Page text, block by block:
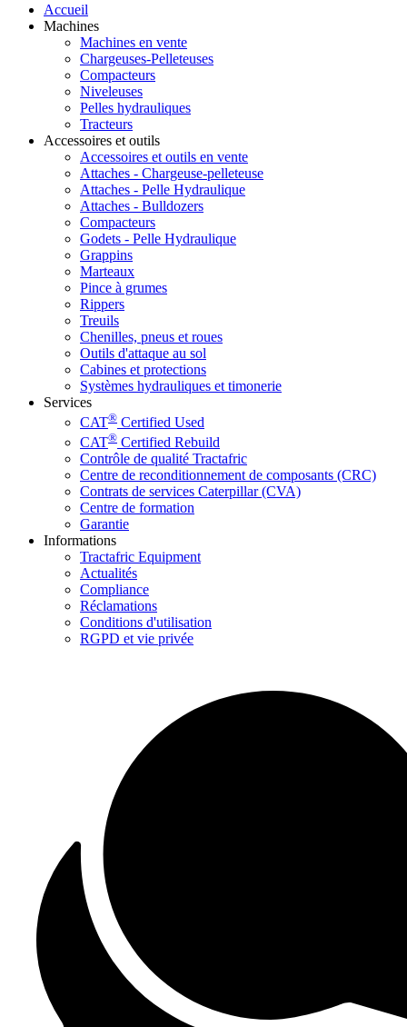
Accueil
Machines
Machines en vente
Chargeuses-Pelleteuses
Compacteurs
Niveleuses
Pelles hydrauliques
Tracteurs
Accessoires et outils
Accessoires et outils en vente
Attaches - Chargeuse-pelleteuse
Attaches - Pelle Hydraulique
Attaches - Bulldozers
Compacteurs
Godets - Pelle Hydraulique
Grappins
Marteaux
Pince à grumes
Rippers
Treuils
Chenilles, pneus et roues
Outils d'attaque au sol
Cabines et protections
Systèmes hydrauliques et timonerie
Services
CAT® Certified Used
CAT® Certified Rebuild
Contrôle de qualité Tractafric
Centre de reconditionnement de composants (CRC)
Contrats de services Caterpillar (CVA)
Centre de formation
Garantie
Informations
Tractafric Equipment
Actualités
Compliance
Réclamations
Conditions d'utilisation
RGPD et vie privée